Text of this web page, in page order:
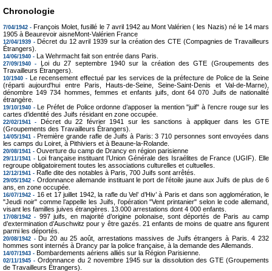
Chronologie
7/04/1942 - François Molet, fusillé le 7 avril 1942 au Mont Valérien ( les Nazis) né le 14 mars
1905 à Beaurevoir aisneMont-Valérien France
12/04/1939 - Décret du 12 avril 1939 sur la création des CTE (Compagnies de Travailleurs
Étrangers).
14/06/1940 - La Wehrmacht fait son entrée dans Paris.
27/09/1940 -
Loi du 27 septembre 1940 sur la création des GTE (Groupements des
Travailleurs Étrangers).
10/1940 - Le recensement effectué par les services de la préfecture de Police de la Seine
(réparti aujourd'hui entre Paris, Hauts-de-Seine, Seine-Saint-Denis et Val-de-Marne),
dénombre 149 734 hommes, femmes et enfants juifs, dont 64 070 Juifs de nationalité
étrangère.
19/10/1940 - Le Préfet de Police ordonne d’apposer la mention "juif" à l’encre rouge sur les
cartes d’identité des Juifs résidant en zone occupée.
22/02/1941 -
Décret du 22 février 1941 sur les sanctions à appliquer dans les GTE
(Groupements des Travailleurs Étrangers).
14/05/1941 - Première grande rafle de Juifs à Paris: 3 710 personnes sont envoyées dans
les camps du Loiret, à Pithiviers et à Beaune-la-Rolande.
20/08/1941 - Ouverture du camp de Drancy en région parisienne
29/11/1941 - Loi française instituant l’Union Générale des Israélites de France (UGIF). Elle
regroupe obligatoirement toutes les associations culturelles et cultuelles.
12/12/1941 - Rafle dite des notables à Paris, 700 Juifs sont arrêtés.
29/05/1942 - Ordonnance allemande instituant le port de l’étoile jaune aux Juifs de plus de 6
ans, en zone occupée.
16/07/1942 - 16 et 17 juillet 1942, la rafle du Vel’ d’Hiv’ à Paris et dans son agglomération, le
"Jeudi noir" comme l’appelle les Juifs, l’opération "Vent printanier" selon le code allemand,
visant les familles juives étrangères. 13.000 arrestations dont 4 000 enfants.
17/08/1942 - 997 juifs, en majorité d’origine polonaise, sont déportés de Paris au camp
d’extermination d’Auschwitz pour y être gazés. 21 enfants de moins de quatre ans figurent
parmi les déportés.
20/08/1942 - Du 20 au 25 août, arrestations massives de Juifs étrangers à Paris. 4 232
hommes sont internés à Drancy par la police française, à la demande des Allemands.
14/07/1943 - Bombardements aériens alliés sur la Région Parisienne.
02/11/1945 - Ordonnance du 2 novembre 1945 sur la dissolution des GTE (Groupements
de Travailleurs Étrangers).